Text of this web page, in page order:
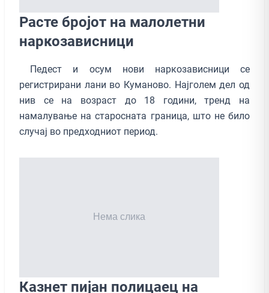
Расте бројот на малолетни
наркозависници
Педест и осум нови наркозависници се
регистрирани лани во Куманово. Најголем дел од
нив се на возраст до 18 години, тренд на
намалување на старосната граница, што не било
случај во предходниот период.
Казнет пијан полицаец на